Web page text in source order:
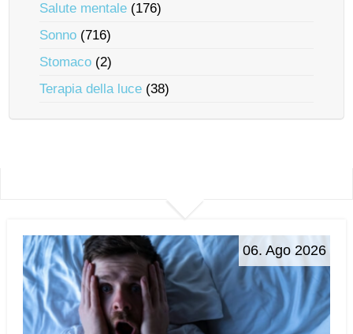
Salute mentale (176)
Sonno (716)
Stomaco (2)
Terapia della luce (38)
06. Ago 2026